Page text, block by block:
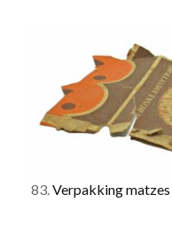
83.Verpakking matzes